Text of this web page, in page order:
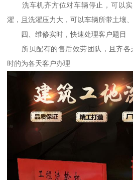
洗车机齐方位对车辆停止，可以实
濯，且洗濯压力大，可以车辆所带土壤
四、维修实时，快速处理客户题目
所贝配有的售后效劳团队，且齐各
时的为各天客户办理